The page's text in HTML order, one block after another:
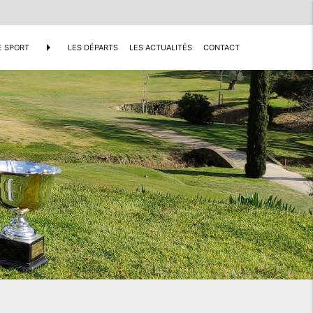
SPORT arrow_right LES DÉPARTS LES ACTUALITÉS CONTACT